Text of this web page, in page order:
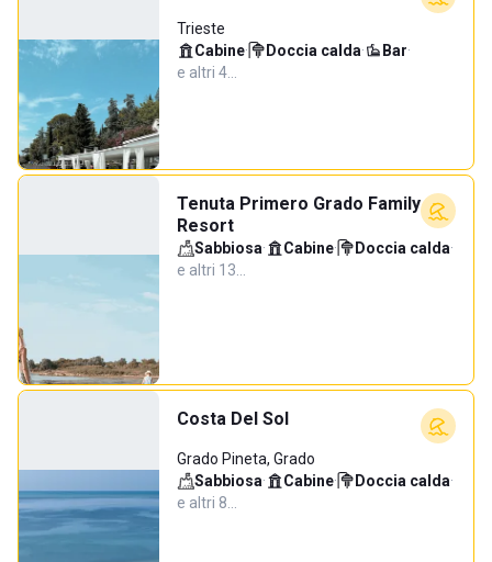
Trieste
Cabine· Doccia calda· Bar·
e altri 4…
Tenuta Primero Grado Family
Resort
Sabbiosa· Cabine· Doccia calda·
e altri 13…
Costa Del Sol
Grado Pineta, Grado
Sabbiosa· Cabine· Doccia calda·
e altri 8…